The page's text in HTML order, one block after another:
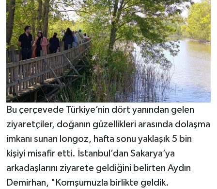
Bu çerçevede Türkiye’nin dört yanından gelen
ziyaretçiler, doğanın güzellikleri arasında dolaşma
imkanı sunan longoz, hafta sonu yaklaşık 5 bin
kişiyi misafir etti. İstanbul’dan Sakarya’ya
arkadaşlarını ziyarete geldiğini belirten Aydın
Demirhan, "Komşumuzla birlikte geldik.